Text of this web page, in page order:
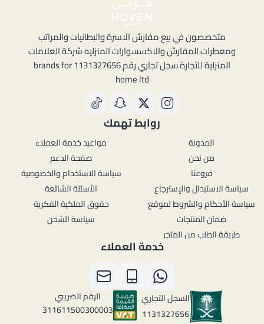
متخصصون في بيع مفارش الاسرة والبطانيات والمراتب
ومعطرات المفارش والاكسسوارات المنزليه شركة العلامات
المنزلية للتجارة سجل تجاري رقم 1131327656 brands for
home ltd
روابط تهمك
المدونة
من نحن
فروعنا
سياسة الاستبدال والإسترجاع
سياسة الأحكام والشروط لموقع
ضمان المنتجات
طريقة الطلب من المتجر
مواعيد خدمة العملاء
صفحة الدعم
سياسة الاستخدام والخصوصية
الأسئلة الشائعة
حقوق الملكية الفكرية
سياسة الشحن
خدمة العملاء
السجل التجاري
1131327656
الرقم الضريبي
311611500300003